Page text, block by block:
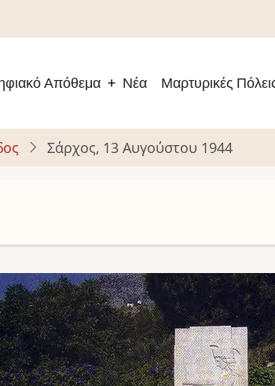
Απόθεμα Νέα Μαρτυρικές
Σάρχος, 13 Αυγούστου 1944